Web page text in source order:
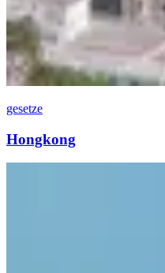
gesetze
Hongkong